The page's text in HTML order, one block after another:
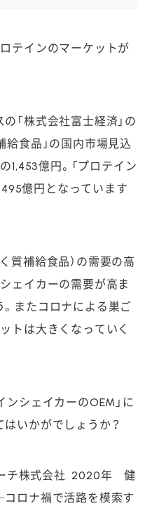
テインのマーケットが
「株式会社富士経済」の
給食品」の国内市場見込
1,453億円。「プロテイン
億円となっています
質補給食品）の需要の高
ェイカーの需要が高ま
またコロナによる巣ご
トは大きくなっていく
ンシェイカーのOEM」に
いかがでしょうか？
チ株式会社. 2020年 健
ロナ禍で活路を模索す